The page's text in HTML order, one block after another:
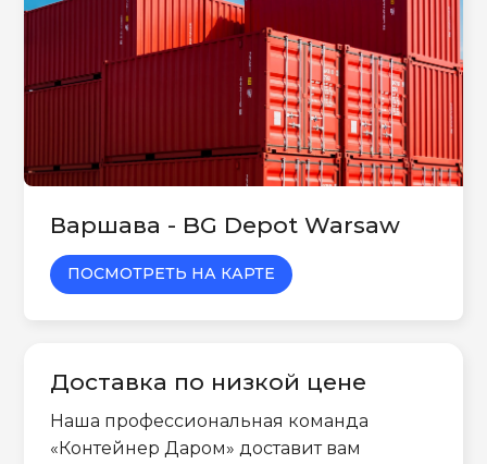
Варшава - BG Depot Warsaw
ПОСМОТРЕТЬ НА КАРТЕ
Доставка по низкой цене
Наша профессиональная команда
«Контейнер Даром» доставит вам